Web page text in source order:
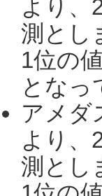
より、
測とし
1位の
となっ
アメダ
より、
測とし